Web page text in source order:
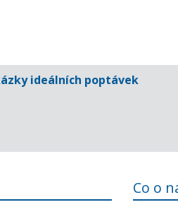
ideálních poptávek
Co o